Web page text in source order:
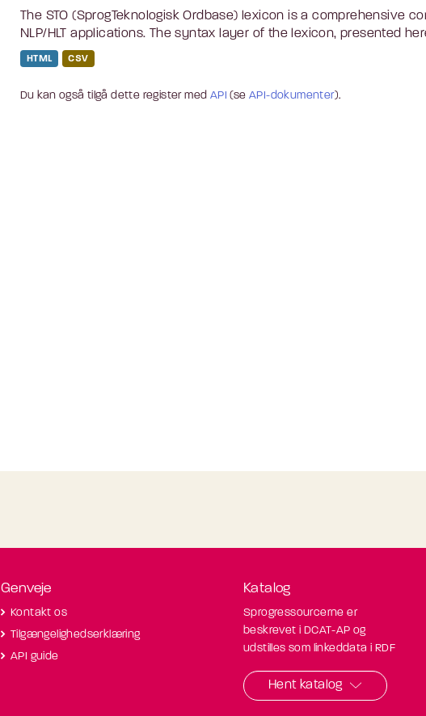
The STO (SprogTeknologisk Ordbase) lexicon is a comprehensive
NLP/HLT applications. The syntax layer of the lexicon, presented
HTML CSV
Du kan også tilgå dette register med API (seAPI-dokumenter).
Genveje
Kontakt os
Tilgængelighedserklæring
API guide
Katalog
Sprogressourcerne er
beskrevet i DCAT-AP og
udstilles som linkeddata i RDF
Hent katalog